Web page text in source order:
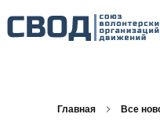
Главная Все